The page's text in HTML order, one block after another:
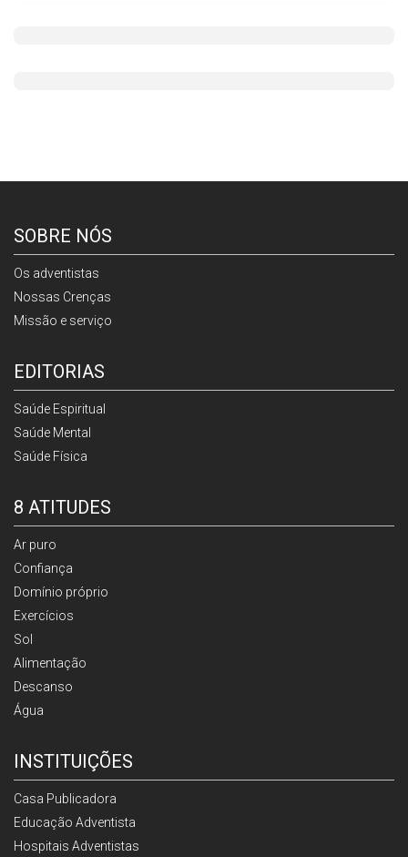
SOBRE NÓS
Os adventistas
Nossas Crenças
Missão e serviço
EDITORIAS
Saúde Espiritual
Saúde Mental
Saúde Física
8 ATITUDES
Ar puro
Confiança
Domínio próprio
Exercícios
Sol
Alimentação
Descanso
Água
INSTITUIÇÕES
Casa Publicadora
Educação Adventista
Hospitais Adventistas